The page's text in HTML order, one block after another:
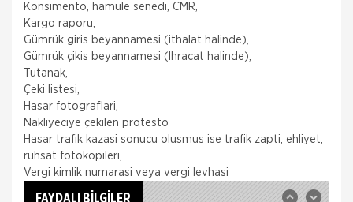
Konsimento, hamule senedi, CMR,
Kargo raporu,
Gümrük giris beyannamesi (ithalat halinde),
Gümrük çikis beyannamesi (Ihracat halinde),
Tutanak,
Çeki listesi,
Hasar fotograflari,
Nakliyeciye çekilen protesto
Hasar trafik kazasi sonucu olusmus ise trafik zapti, ehliyet,
ruhsat fotokopileri,
Vergi kimlik numarasi veya vergi levhasi
FAYDALI BİLGİLER
Nakliye Hasarı İçin Gerekli Bilgiler
ONLİNE Dask Prim Hesaplama
Trafik Hasarı için Gerekli Bilgiler